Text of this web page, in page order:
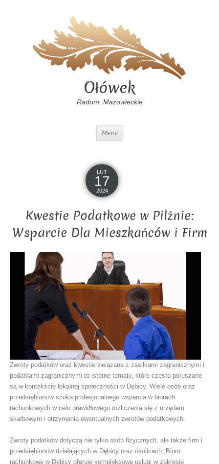
Ołówek
Radom, Mazowieckie
Menu
LUT
17
2024
Kwestie Podatkowe w Pilźnie:
Wsparcie Dla Mieszkańców i Firm
Zwroty podatków oraz kwestie związane z zasiłkami zagranicznymi i
podatkami zagranicznymi to istotne tematy, które często poruszane
są w kontekście lokalnej społeczności w Dębicy. Wiele osób oraz
przedsiębiorstw szuka profesjonalnego wsparcia w biurach
rachunkowych w celu prawidłowego rozliczenia się z urzędem
skarbowym i otrzymania ewentualnych zwrotów podatkowych.
Zwroty podatków dotyczą nie tylko osób fizycznych, ale także firm i
przedsiębiorstw działających w Dębicy oraz okolicach. Biuro
rachunkowe w Dębicy oferuje kompleksowe usługi w zakresie